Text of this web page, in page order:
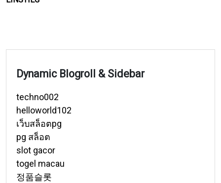
Dynamic Blogroll & Sidebar
techno002
helloworld102
เว็บสล็อตpg
pg สล็อต
slot gacor
togel macau
정품슬롯